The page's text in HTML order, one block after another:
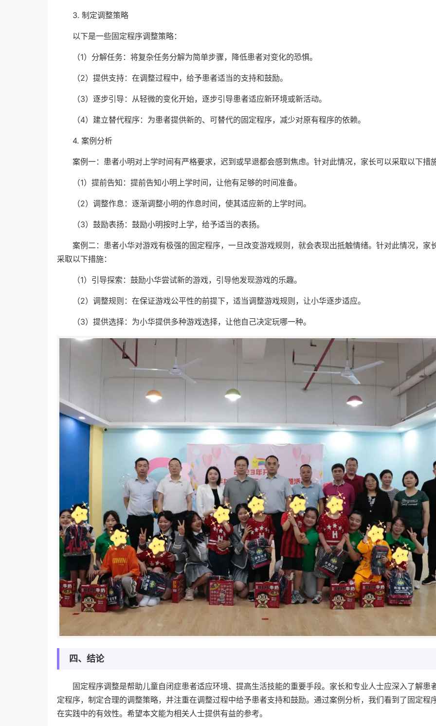
3. 制定调整策略
以下是一些固定程序调整策略：
（1）分解任务：将复杂任务分解为简单步骤，降低患者对变化的恐惧。
（2）提供支持：在调整过程中，给予患者适当的支持和鼓励。
（3）逐步引导：从轻微的变化开始，逐步引导患者适应新环境或新活动。
（4）建立替代程序：为患者提供新的、可替代的固定程序，减少对原有程序的依赖。
4. 案例分析
案例一：患者小明对上学时间有严格要求，迟到或早退都会感到焦虑。针对此情况，家长可以采取以下措施
（1）提前告知：提前告知小明上学时间，让他有足够的时间准备。
（2）调整作息：逐渐调整小明的作息时间，使其适应新的上学时间。
（3）鼓励表扬：鼓励小明按时上学，给予适当的表扬。
案例二：患者小华对游戏有极强的固定程序，一旦改变游戏规则，就会表现出抵触情绪。针对此情况，家
采取以下措施：
（1）引导探索：鼓励小华尝试新的游戏，引导他发现游戏的乐趣。
（2）调整规则：在保证游戏公平性的前提下，适当调整游戏规则，让小华逐步适应。
（3）提供选择：为小华提供多种游戏选择，让他自己决定玩哪一种。
四、结论
固定程序调整是帮助儿童自闭症患者适应环境、提高生活技能的重要手段。家长和专业人士应深入了解患
定程序，制定合理的调整策略，并注重在调整过程中给予患者支持和鼓励。通过案例分析，我们看到了固定程
在实践中的有效性。希望本文能为相关人士提供有益的参考。